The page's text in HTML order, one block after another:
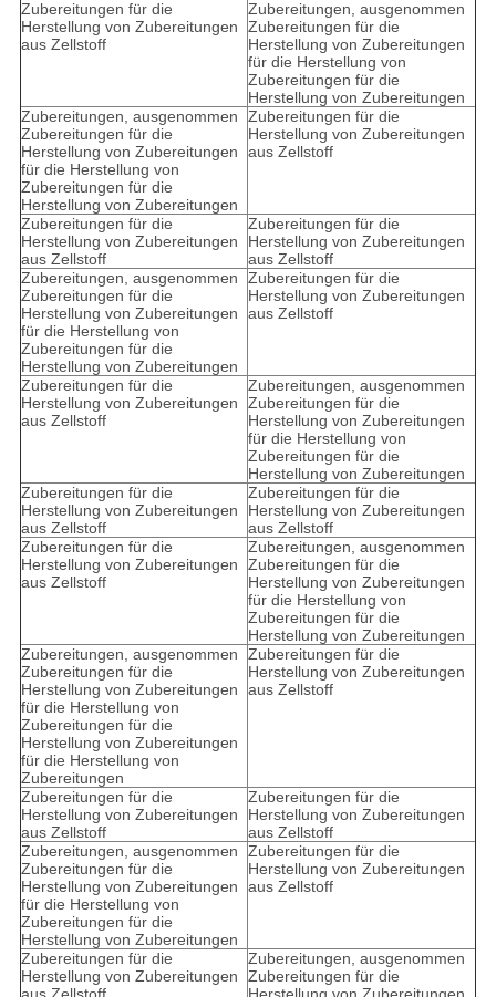
Zubereitungen für die
Herstellung von Zubereitungen
aus Zellstoff
Zubereitungen, ausgenommen
Zubereitungen für die
Herstellung von Zubereitungen
für die Herstellung von
Zubereitungen für die
Herstellung von Zubereitungen
Zubereitungen, ausgenommen
Zubereitungen für die
Herstellung von Zubereitungen
für die Herstellung von
Zubereitungen für die
Herstellung von Zubereitungen
Zubereitungen für die
Herstellung von Zubereitungen
aus Zellstoff
Zubereitungen für die
Herstellung von Zubereitungen
aus Zellstoff
Zubereitungen für die
Herstellung von Zubereitungen
aus Zellstoff
Zubereitungen, ausgenommen
Zubereitungen für die
Herstellung von Zubereitungen
für die Herstellung von
Zubereitungen für die
Herstellung von Zubereitungen
Zubereitungen für die
Herstellung von Zubereitungen
aus Zellstoff
Zubereitungen für die
Herstellung von Zubereitungen
aus Zellstoff
Zubereitungen, ausgenommen
Zubereitungen für die
Herstellung von Zubereitungen
für die Herstellung von
Zubereitungen für die
Herstellung von Zubereitungen
Zubereitungen für die
Herstellung von Zubereitungen
aus Zellstoff
Zubereitungen für die
Herstellung von Zubereitungen
aus Zellstoff
Zubereitungen für die
Herstellung von Zubereitungen
aus Zellstoff
Zubereitungen, ausgenommen
Zubereitungen für die
Herstellung von Zubereitungen
für die Herstellung von
Zubereitungen für die
Herstellung von Zubereitungen
Zubereitungen, ausgenommen
Zubereitungen für die
Herstellung von Zubereitungen
für die Herstellung von
Zubereitungen für die
Herstellung von Zubereitungen
für die Herstellung von
Zubereitungen
Zubereitungen für die
Herstellung von Zubereitungen
aus Zellstoff
Zubereitungen für die
Herstellung von Zubereitungen
aus Zellstoff
Zubereitungen für die
Herstellung von Zubereitungen
aus Zellstoff
Zubereitungen, ausgenommen
Zubereitungen für die
Herstellung von Zubereitungen
für die Herstellung von
Zubereitungen für die
Herstellung von Zubereitungen
Zubereitungen für die
Herstellung von Zubereitungen
aus Zellstoff
Zubereitungen für die
Herstellung von Zubereitungen
Zubereitungen, ausgenommen
Zubereitungen für die